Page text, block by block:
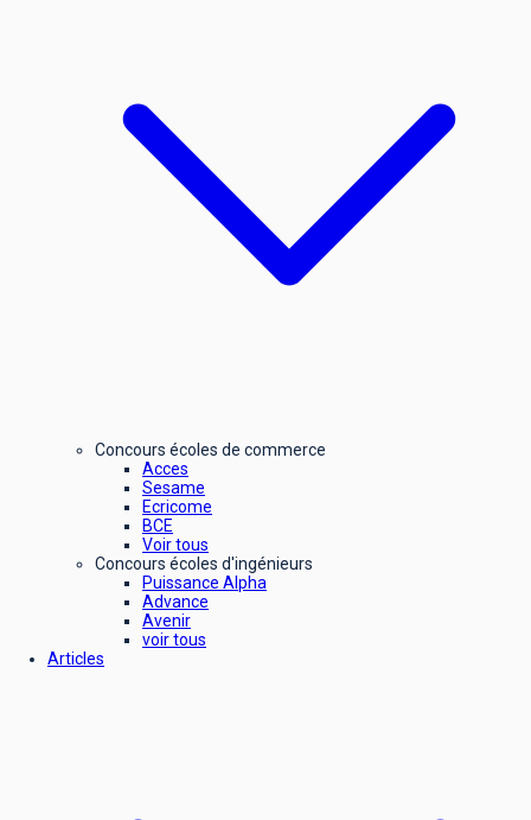
Concours écoles de commerce
Acces
Sesame
Ecricome
BCE
Voir tous
Concours écoles d'ingénieurs
Puissance Alpha
Advance
Avenir
voir tous
Articles